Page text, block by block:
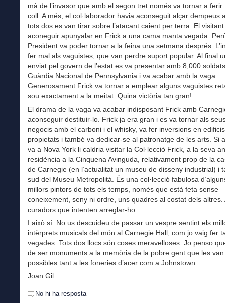
mà de l’invasor que amb el segon tret només va tornar a ferir
coll. A més, el col·laborador havia aconseguit alçar dempeus
tots dos es van tirar sobre l’atacant caient per terra. El
aconeguir apunyalar en Frick a una cama manta vegada.
President va poder tornar a la feina una setmana després.
fer mal als vaguistes, que van perdre suport popular. Al final
enviat pel govern de l’estat es va presentar amb 8,000
Guàrdia Nacional de Pennsylvania i va acabar amb la vaga.
Generosament Frick va tornar a emplear alguns vaguistes
sou exactament a la meitat. Quina victòria tan gran!
El drama de la vaga va acabar indisposant Frick amb
aconseguir destituir-lo. Frick ja era gran i es va tornar als
negocis amb el carboni i el whisky, va fer inversions en
propietats i també va dedicar-se al patronatge de les arts. Si
va a Nova York li caldria visitar la Col·lecció Frick, a la seva
residència a la Cinquena Avinguda, relativament prop de la
de Carnegie (en l’actualitat un museu de disseny industrial) i
sud del Museu Metropolità. És una col·lecció fabulosa
millors pintors de tots els temps, només que està feta sense
coneixement, seny ni ordre, uns quadres al costat dels altres.
curadors que intenten arreglar-ho.
I això sí: No us descuideu de passar un vespre sentint els
intèrprets musicals del món al Carnegie Hall, com jo vaig fer
vegades. Tots dos llocs són coses meravelloses. Jo penso
de ser monuments a la memòria de la pobre gent que les
possibles tant a les foneries d’acer com a Johnstown.
Joan Gil
No hi ha resposta